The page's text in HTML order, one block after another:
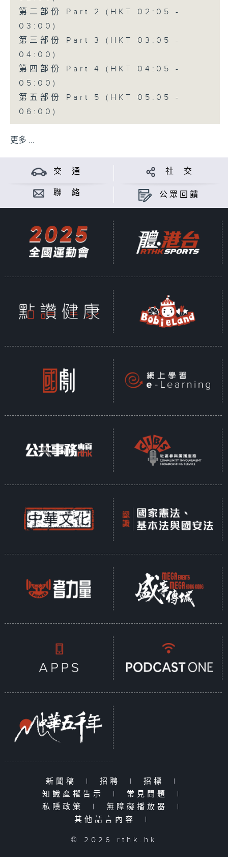
第二部份 Part 2 (HKT 02:05 -
03:00)
第三部份 Part 3 (HKT 03:05 -
04:00)
第四部份 Part 4 (HKT 04:05 -
05:00)
第五部份 Part 5 (HKT 05:05 -
06:00)
更多 ...
交 通 社 交
聯 絡 公眾回饋
新聞稿 | 招聘 | 招標
|
知識產權告示
| 常見問題
|
私隱政策
| 無障礙播放器
|
其他語言內容
|
© 2026 rthk.hk